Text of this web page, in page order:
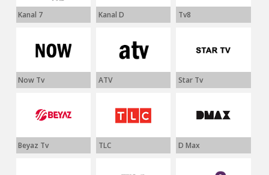
Kanal 7 Kanal D Tv8
Now Tv ATV Star Tv
Beyaz Tv TLC D Max